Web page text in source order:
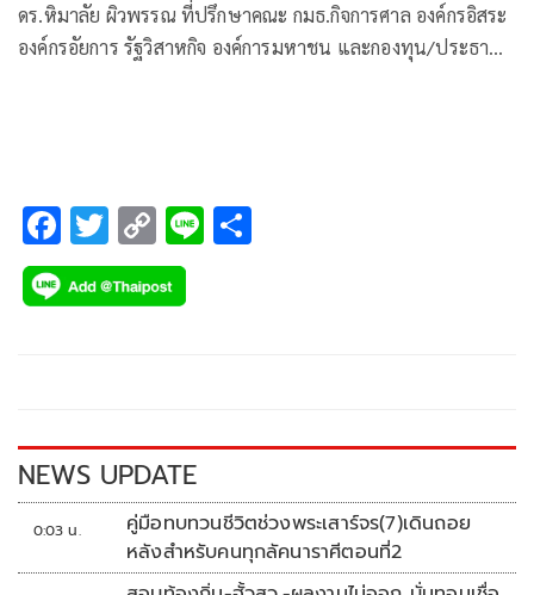
ดร.หิมาลัย ผิวพรรณ ที่ปรึกษาคณะ กมธ.กิจการศาล องค์กรอิสระ
องค์กรอัยการ รัฐวิสาหกิจ องค์การมหาชน และกองทุน/ประธานที่
F
ac
e
k
T
wi
tt
C
o
p
k
Li
NEWS UPDATE
0:03 น.
คู่มือทบทวนชีวิตช่วงพระเสาร์จร(7)เดินถอย
หลังสำหรับคนทุกลัคนาราศีตอนที่2